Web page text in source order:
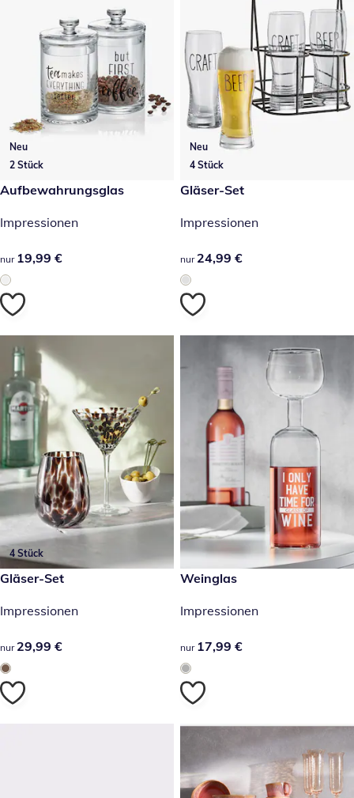
Neu
2 Stück
19,99 €
Aufbewahrungsglas
Impressionen
19,99 €
nur 19,99 €
Neu
4 Stück
24,99 €
Gläser-Set
Impressionen
24,99 €
nur 24,99 €
4 Stück
29,99 €
Gläser-Set
Impressionen
29,99 €
nur 29,99 €
17,99 €
Weinglas
Impressionen
17,99 €
nur 17,99 €